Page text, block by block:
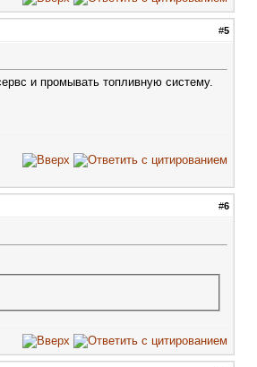
#5
и промывать топливную систему.
#6